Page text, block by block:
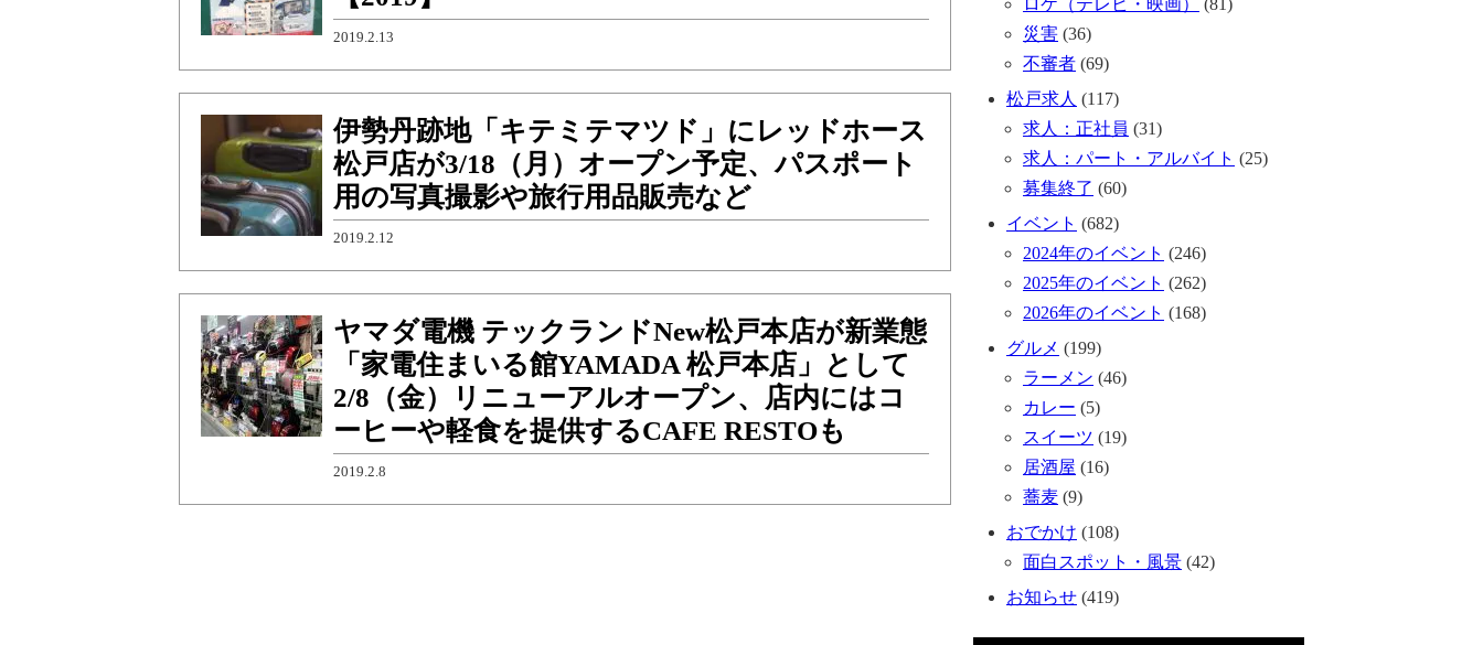
2019.2.13
伊勢丹跡地「キテミテマツド」にレッドホース
松戸店が3/18（月）オープン予定、パスポート
用の写真撮影や旅行用品販売など
2019.2.12
ヤマダ電機 テックランドNew松戸本店が新業態
「家電住まいる館YAMADA 松戸本店」として
2/8（金）リニューアルオープン、店内にはコ
ーヒーや軽食を提供するCAFE RESTOも
2019.2.8
ロケ（テレビ・映画）
(81)
災害 (36)
不審者 (69)
松戸求人 (117)
求人：正社員 (31)
求人：パート・アルバイト (25)
募集終了 (60)
イベント (682)
2024年のイベント (246)
2025年のイベント (262)
2026年のイベント (168)
グルメ (199)
ラーメン (46)
カレー (5)
スイーツ (19)
居酒屋 (16)
蕎麦 (9)
おでかけ (108)
面白スポット・風景 (42)
お知らせ (419)